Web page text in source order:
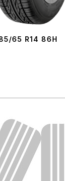
65 R14 86H